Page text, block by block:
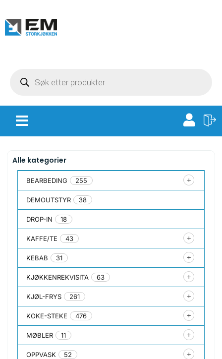
Alle kategorier
BEARBEDING 255
DEMOUTSTYR 38
DROP-IN 18
KAFFE/TE 43
KEBAB 31
KJØKKENREKVISITA 63
KJØL-FRYS 261
KOKE-STEKE 476
MØBLER 11
OPPVASK 52